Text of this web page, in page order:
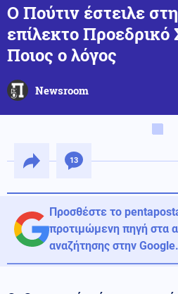
Ο Πούτιν έστειλε
επίλεκτο
Ποιος ο λόγος
Newsroom
13
Προσθέστε το
προτιμώμενη πηγή στα
αναζήτησης στην Google.